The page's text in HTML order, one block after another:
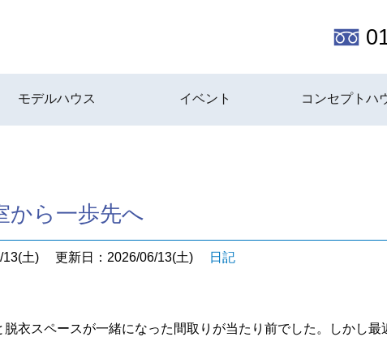
モデルハウス イベント コンセプトハ
から一歩先へ
13(土) 更新日：2026/06/13(土) 日記
脱衣スペースが一緒になった間取りが当たり前でした。しかし